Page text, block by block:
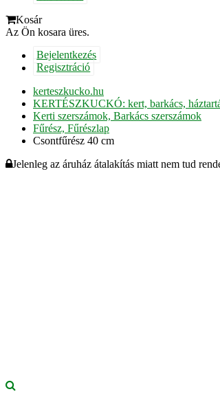
Kosár
Az Ön kosara üres.
Bejelentkezés
Regisztráció
kerteszkucko.hu
KERTÉSZKUCKÓ: kert, barkács,
Kerti szerszámok, Barkács szerszámok
Fűrész, Fűrészlap
Csontfűrész 40 cm
Jelenleg az áruház átalakítás miatt nem tud